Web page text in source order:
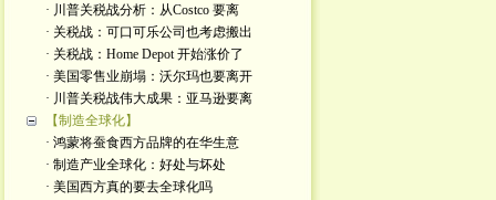
· 川普关税战分析：从Costco 要离
· 关税战：可口可乐公司也考虑搬出
· 关税战：Home Depot 开始涨价了
· 美国零售业崩塌：沃尔玛也要离开
· 川普关税战伟大成果：亚马逊要离
【制造全球化】
· 鸿蒙将蚕食西方品牌的在华生意
· 制造产业全球化：好处与坏处
· 美国西方真的要去全球化吗